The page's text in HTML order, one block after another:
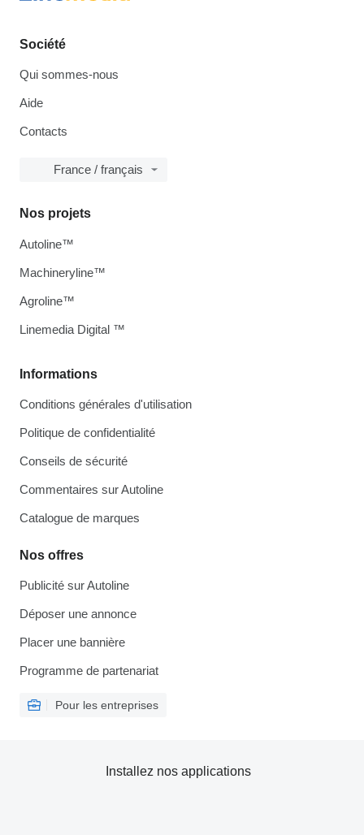
Société
Qui sommes-nous
Aide
Contacts
France / français
Informations
Conditions générales d'utilisation
Politique de confidentialité
Conseils de sécurité
Commentaires sur Autoline
Catalogue de marques
Nos offres
Publicité sur Autoline
Déposer une annonce
Placer une bannière
Programme de partenariat
Pour les entreprises
Nos projets
Autoline™
Machineryline™
Agroline™
Linemedia Digital ™
Installez nos applications